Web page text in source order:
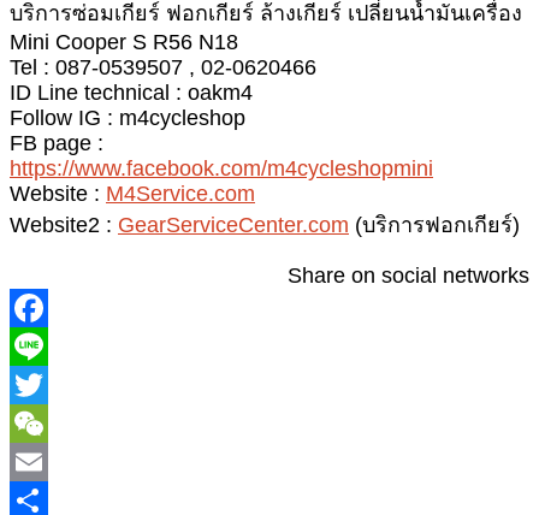
บริการซ่อมเกียร์ ฟอกเกียร์ ล้างเกียร์ เปลี่ยนน้ำมันเครื่อง
Mini Cooper S R56 N18
Tel : 087-0539507 , 02-0620466
ID Line technical : oakm4
Follow IG : m4cycleshop
FB page :
https://www.facebook.com/m4cycleshopmini
Website : M4Service.com
Website2 : GearServiceCenter.com (บริการฟอกเกียร์)
Share on social networks